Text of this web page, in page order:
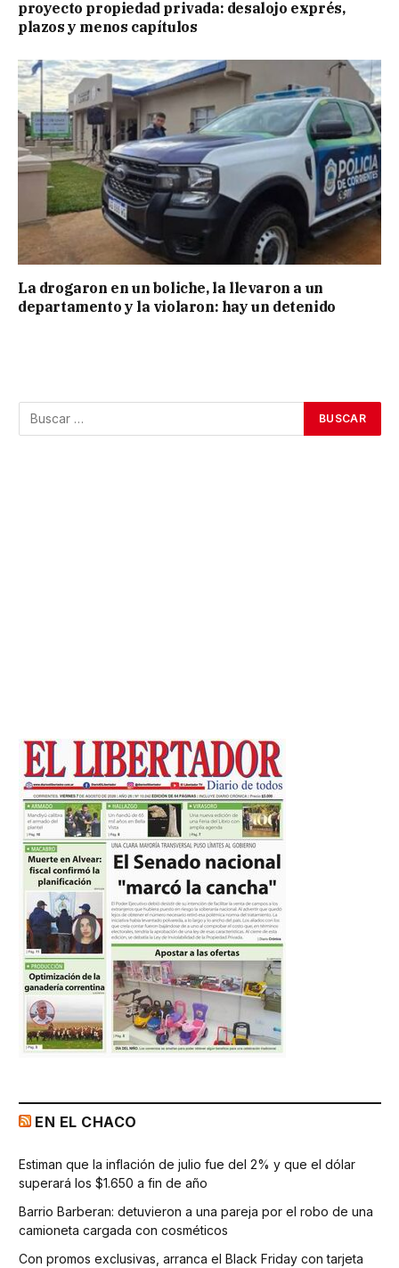
proyecto propiedad privada: desalojo exprés,
plazos y menos capítulos
La drogaron en un boliche, la llevaron a un
departamento y la violaron: hay un detenido
EN EL CHACO
Estiman que la inflación de julio fue del 2% y que el dólar
superará los $1.650 a fin de año
Barrio Barberan: detuvieron a una pareja por el robo de una
camioneta cargada con cosméticos
Con promos exclusivas, arranca el Black Friday con tarjeta